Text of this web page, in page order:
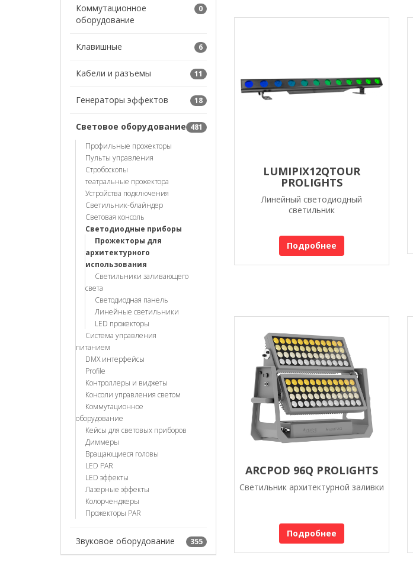
Коммутационное
оборудование
0
Клавишные 6
Кабели и разъемы 11
Генераторы эффектов 18
Световое оборудование 481
Профильные прожекторы
Пульты управления
Стробоскопы
театральные прожектора
Устройства подключения
Светильник-блайндер
Световая консоль
Светодиодные приборы
Прожекторы для
архитектурного
использования
Светильники заливающего
света
Светодиодная панель
Линейные светильники
LED прожекторы
Система управления
питанием
DMX интерфейсы
Profile
Контроллеры и виджеты
Консоли управления светом
Коммутационное
оборудование
Кейсы для световых приборов
Диммеры
Вращающиеся головы
LED PAR
LED эффекты
Лазерные эффекты
Колорченджеры
Прожекторы PAR
Звуковое оборудование 355
LUMIPIX12QTOUR
PROLIGHTS
Линейный светодиодный
светильник
Подробнее
ARCPOD 96Q PROLIGHTS
Светильник архитектурной заливки
Подробнее